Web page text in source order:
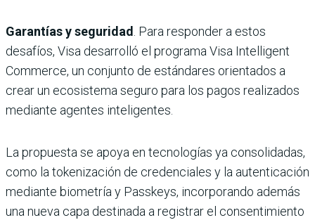
Garantías y seguridad . Para responder a estos
desafíos, Visa desarrolló el programa Visa Intelligent
Commerce, un conjunto de estándares orientados a
crear un ecosistema seguro para los pagos realizados
mediante agentes inteligentes.
La propuesta se apoya en tecnologías ya consolidadas,
como la tokenización de credenciales y la autenticación
mediante biometría y Passkeys, incorporando además
una nueva capa destinada a registrar el consentimiento